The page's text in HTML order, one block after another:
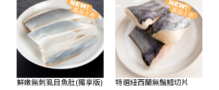
鮮嫩無刺虱目魚肚(獨享版)
特選紐西蘭無鬚鱈切片